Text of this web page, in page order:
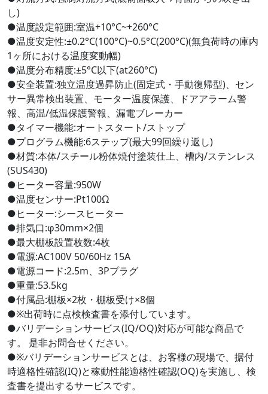
し)
●温度設定範囲:室温+10°C~+260°C
●温度安定性:±0.2°C(100°C)~0.5°C(200°C)(無負荷時の庫内
1ヶ所における温度変動幅)
●温度分布精度:±5°C以下(at260°C)
●安全装置:独立温度過昇防止(固定式・手動復帰型)、セン
サー異常検出装置、モーター温度保護、ドアアラーム警
報、高温/低温保護警報、漏電ブレーカー
●タイマー機能:オートスタート/ストップ
●プログラム機能:6ステップ(最大99回繰り返し)
●材質:本体/スチール粉体焼付塗装仕上、槽内/ステンレス
(SUS430)
●ヒーター容量:950W
●温度センサー:Pt100Ω
●ヒーター:シースヒーター
●排気口:φ30mm×2個
●最大棚板設置枚数:4枚
●電源:AC100V 50/60Hz 15A
●電源コード:2.5m、3Pプラグ
●重量:53.5kg
●付属品:棚板×2枚・棚板受け×8個
●※出荷時に点検検査書を添付しています。
●バリデーションサービス(IQ/OQ)対応が可能な商品で
す。 是非お問合せください。
●※バリデーションサービスとは、お客様の現場で、据付
時適格性確認(IQ)と稼動性能適格性確認(OQ)を実施し、検
査書を提出するサービスです。